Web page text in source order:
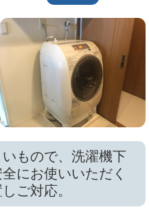
もので、洗濯機下
にお使いいただく
ご対応。